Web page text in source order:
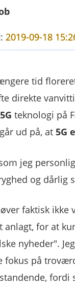
2019-09-18
tid
direkte
5G teknologi på
ud på, at5G
jeg
og dårlig
faktisk ikke
anlagt, for at
nyheder".
fokus på
fordi